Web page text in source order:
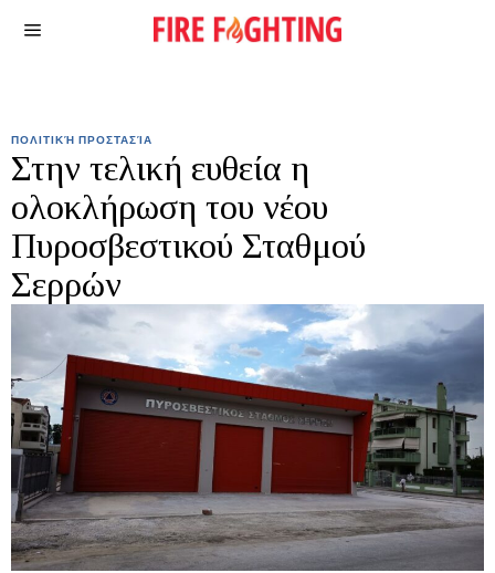
ΠΟΛΙΤΙΚΉ ΠΡΟΣΤΑΣΊΑ
Στην τελική ευθεία η
ολοκλήρωση του νέου
Πυροσβεστικού Σταθμού
Σερρών